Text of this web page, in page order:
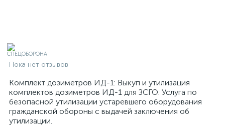
Пока нет отзывов
Комплект дозиметров ИД-1: Выкуп и утилизация
комплектов дозиметров ИД-1 для ЗСГО. Услуга по
безопасной утилизации устаревшего оборудования
гражданской обороны с выдачей заключения об
утилизации.